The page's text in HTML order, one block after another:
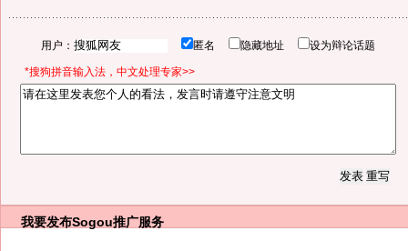
用户： 匿名 隐藏地址 设为辩论话题
*搜狗拼音输入法，中文处理专家>>
我要发布Sogou推广服务